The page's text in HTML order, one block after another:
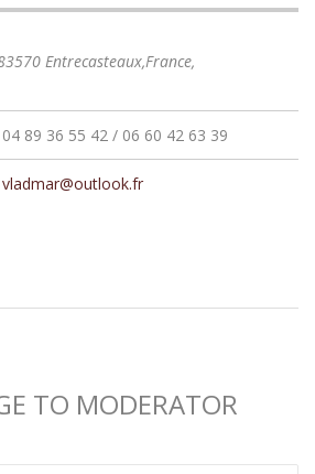
Entrecasteaux,France,
04 89 36 55 42 / 06 60 42 63 39
vladmar@outlook.fr
TO MODERATOR